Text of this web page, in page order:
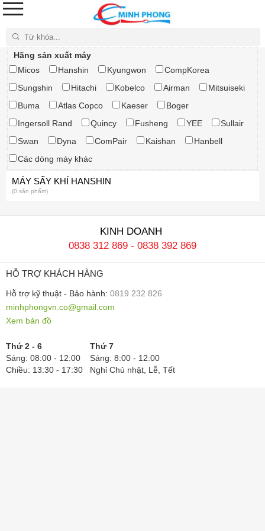
Tìm kiếm
Hãng sản xuất máy
Micos
Hanshin Kyungwon
CompKorea
Sungshin
Hitachi Kobelco Airman
Mitsuiseki
Buma
Atlas Copco Kaeser
Boger
Ingersoll Rand
Quincy Fusheng YEE
Sullair
Swan
Dyna ComPair Kaishan
Hanbell
Các dòng máy khác
MÁY SẤY KHÍ HANSHIN
(0 sản phẩm)
KINH DOANH
0838 312 869 - 0838 392 869
HỖ TRỢ KHÁCH HÀNG
Hỗ trợ kỹ thuật - Bảo hành: 0819 232 826
minhphongvn.co@gmail.com
Xem bản đồ
Thứ 2 - 6
Sáng: 08:00 - 12:00
Chiều: 13:30 - 17:30
Thứ 7
Sáng: 8:00 - 12:00
Nghỉ Chủ nhật, Lễ, Tết